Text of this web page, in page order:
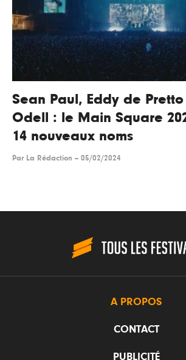
Sean Paul, Eddy de Pretto
Odell : le Main Square
14 nouveaux noms
Par La Rédaction -- 05/02/2024
A PROPOS
CONTACT
PUBLICITÉ